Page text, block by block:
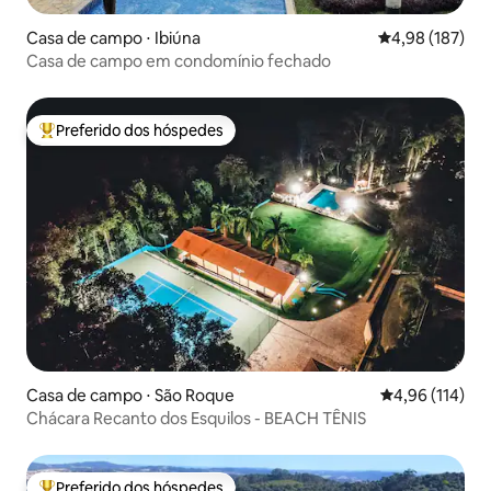
Casa de campo ⋅ Ibiúna 4,98 de uma
4,98 (187)
Casa de campo em condomínio fechado
Entre os melhores preferidos dos hóspedes
Preferido dos hóspedes
Casa de campo ⋅ São Roque 4,96 de uma
4,96 (114)
Chácara Recanto dos Esquilos - BEACH TÊNIS